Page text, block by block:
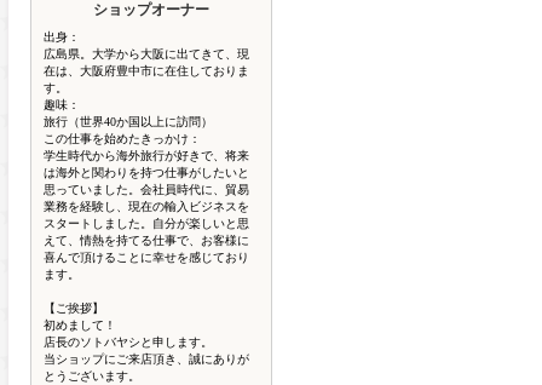
ショップオーナー
出身：
広島県。大学から大阪に出てきて、現
在は、大阪府豊中市に在住しておりま
す。
趣味：
旅行（世界40か国以上に訪問）
この仕事を始めたきっかけ：
学生時代から海外旅行が好きで、将来
は海外と関わりを持つ仕事がしたいと
思っていました。会社員時代に、貿易
業務を経験し、現在の輸入ビジネスを
スタートしました。自分が楽しいと思
えて、情熱を持てる仕事で、お客様に
喜んで頂けることに幸せを感じており
ます。
【ご挨拶】
初めまして！
店長のソトバヤシと申します。
当ショップにご来店頂き、誠にありが
とうございます。